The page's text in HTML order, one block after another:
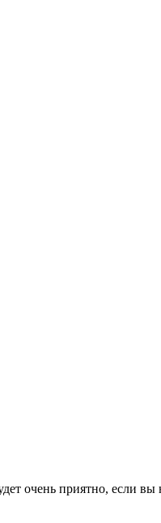
очень приятно, если